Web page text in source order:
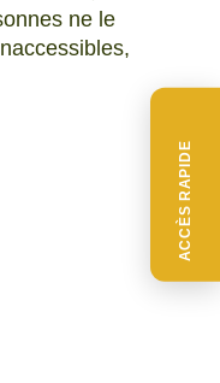
ACCÈS RAPIDE
ne le